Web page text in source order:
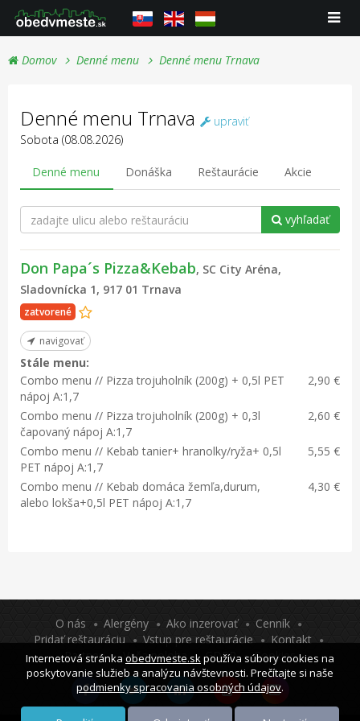
Domov Denné menu Denné menu Trnava
Denné menu Trnava
upraviť
Sobota (08.08.2026)
Denné menu Donáška Reštaurácie Akcie
vyhľadať
Don Papa´s Pizza&Kebab, SC City Aréna,
Sladovnícka 1, 917 01 Trnava
zatvorené
navigovať
Stále menu:
Combo menu // Pizza trojuholník (200g) + 0,5l PET
nápoj A:1,7
2,90 €
Combo menu // Pizza trojuholník (200g) + 0,3l
čapovaný nápoj A:1,7
2,60 €
Combo menu // Kebab tanier+ hranolky/ryža+ 0,5l
PET nápoj A:1,7
5,55 €
Combo menu // Kebab domáca žemľa,durum,
alebo lokša+0,5l PET nápoj A:1,7
4,30 €
O nás Alergény Ako inzerovať
Cenník
Pridať reštauráciu
Vstup pre reštaurácie
Kontakt
Partneri
Vaša poloha GDPR Cookies
Internetová stránka obedvmeste.skpoužíva súbory cookies na
poskytovanie služieb a analýzu návštevnosti. Prečítajte si naše
podmienky spracovania osobných údajov.